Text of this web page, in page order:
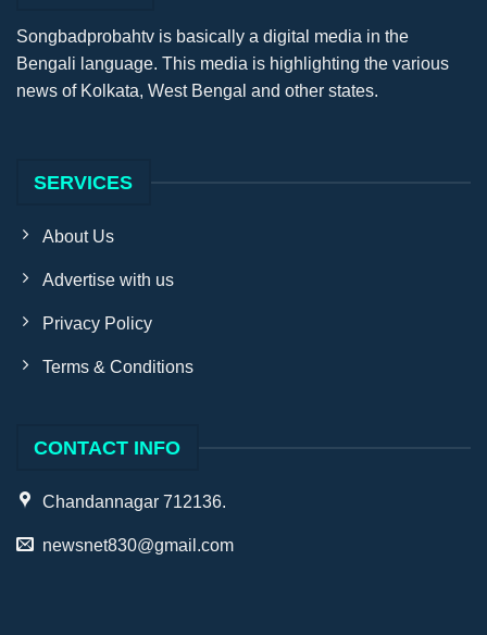
Songbadprobahtv is basically a digital media in the
Bengali language. This media is highlighting the various
news of Kolkata, West Bengal and other states.
SERVICES
About Us
Advertise with us
Privacy Policy
Terms & Conditions
CONTACT INFO
Chandannagar 712136.
newsnet830@gmail.com